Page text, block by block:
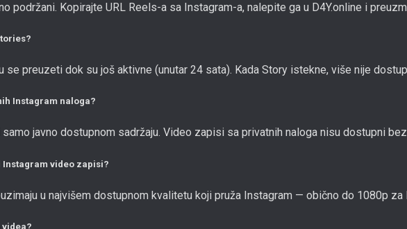
podržani. Kopirajte URL Reels-a sa Instagram-a, nalepite ga u D4Y.online i
se preuzeti dok su još aktivne (unutar 24 sata). Kada Story istekne, više nije
Instagram naloga?
javno dostupnom sadržaju. Video zapisi sa privatnih naloga nisu dostupni
video zapisi?
u najvišem dostupnom kvalitetu koji pruža Instagram — obično do 1080p
videa?